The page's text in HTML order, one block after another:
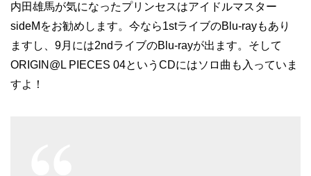
内田雄馬が気になったプリンセスはアイドルマスター
sideMをお勧めします。今なら1stライブのBlu-rayもあり
ますし、9月には2ndライブのBlu-rayが出ます。そして
ORIGIN@L PIECES 04というCDにはソロ曲も入っていま
すよ！